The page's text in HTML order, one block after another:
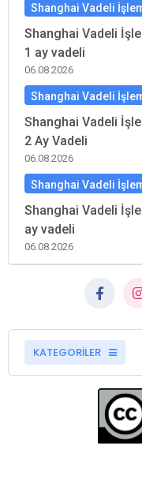
Shanghai Vadeli
Shanghai Vadeli
1 ay vadeli
06.08.2026
Shanghai Vadeli
Shanghai Vadeli
2 Ay Vadeli
06.08.2026
Shanghai Vadeli
Shanghai Vadeli
ay vadeli
06.08.2026
KATEGORİLER